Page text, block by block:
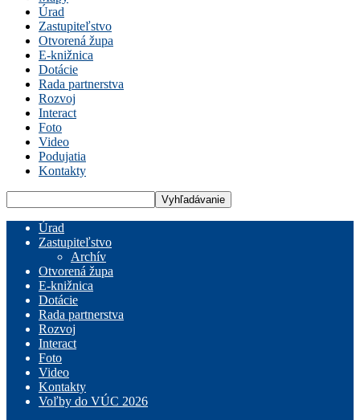
Úrad
Zastupiteľstvo
Otvorená župa
E-knižnica
Dotácie
Rada partnerstva
Rozvoj
Interact
Foto
Video
Podujatia
Kontakty
Úrad
Zastupiteľstvo
Archív
Otvorená župa
E-knižnica
Dotácie
Rada partnerstva
Rozvoj
Interact
Foto
Video
Kontakty
Voľby do VÚC 2026